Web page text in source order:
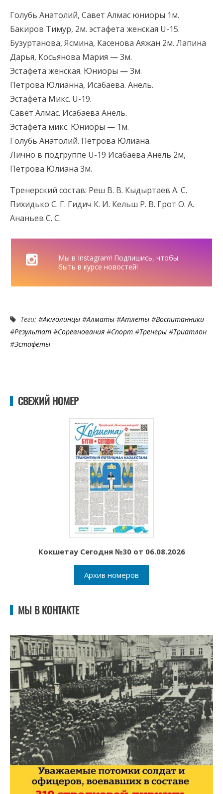
Голубь Анатолий, Савет Алмас юниоры 1м.
Бакиров Тимур, 2м. эстафета женская U-15.
Бузуртанова, Ясмина, Касенова Аяжан 2м. Лапина
Дарья, Косьянова Мария — 3м.
Эстафета женская. Юниоры — 3м.
Петрова Юлианна, Исабаева. Анель.
Эстафета Микс. U-19.
Савет Алмас. Исабаева Анель.
Эстафета микс. Юниоры — 1м.
Голубь Анатолий. Петрова Юлиана.
Лично в подгруппе U-19 Исабаева Анель 2м,
Петрова Юлиана 3м.
Тренерский состав: Реш В. В. Кыдыртаев А. С.
Пихидько С. Г. Гидич К. И. Кельш Р. В. Грот О. А.
Ананьев С. С.
Мы в Instagram! Подпишись, чтобы
быть в курсе новостей!
Теги: #Акмолинцы #Алматы #Атлеты #Воспитанники
#Результат #Соревнования #Спорт #Тренеры #Триатлон
#Эстафеты
СВЕЖИЙ НОМЕР
Кокшетау Сегодня №30 от 06.08.2026
Архив номеров
МЫ В КОНТАКТЕ